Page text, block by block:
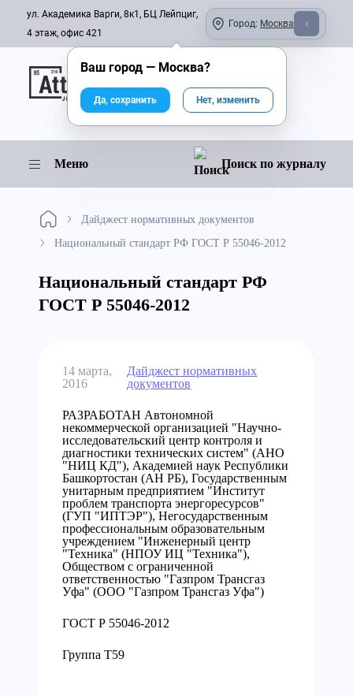
ул. Академика Варги, 8к1, БЦ Лейпциг,
4 этаж, офис 421
Город: Москва
Онлайн-журнал
Меню Поиск по журналу
Дайджест нормативных документов
Национальный стандарт РФ ГОСТ Р 55046-2012
Национальный стандарт РФ
ГОСТ Р 55046-2012
14 марта,
2016
Дайджест нормативных
документов
РАЗРАБОТАН Автономной
некоммерческой организацией "Научно-
исследовательский центр контроля и
диагностики технических систем" (АНО
"НИЦ КД"), Академией наук Республики
Башкортостан (АН РБ), Государственным
унитарным предприятием "Институт
проблем транспорта энергоресурсов"
(ГУП "ИПТЭР"), Негосударственным
профессиональным образовательным
учреждением "Инженерный центр
"Техника" (НПОУ ИЦ "Техника"),
Обществом с ограниченной
ответственностью "Газпром Трансгаз
Уфа" (ООО "Газпром Трансгаз Уфа")
ГОСТ Р 55046-2012
Группа Т59
Ваш город — Москва?
Да, сохранить Нет, изменить